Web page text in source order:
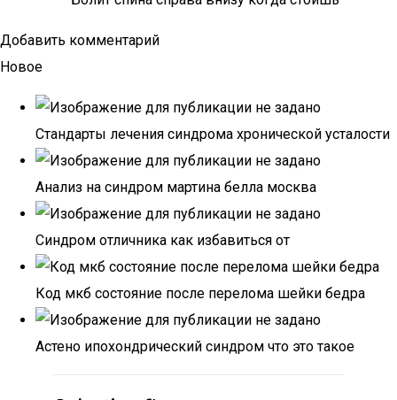
Добавить комментарий
Новое
Стандарты лечения синдрома хронической усталости
Анализ на синдром мартина белла москва
Синдром отличника как избавиться от
Код мкб состояние после перелома шейки бедра
Астено ипохондрический синдром что это такое